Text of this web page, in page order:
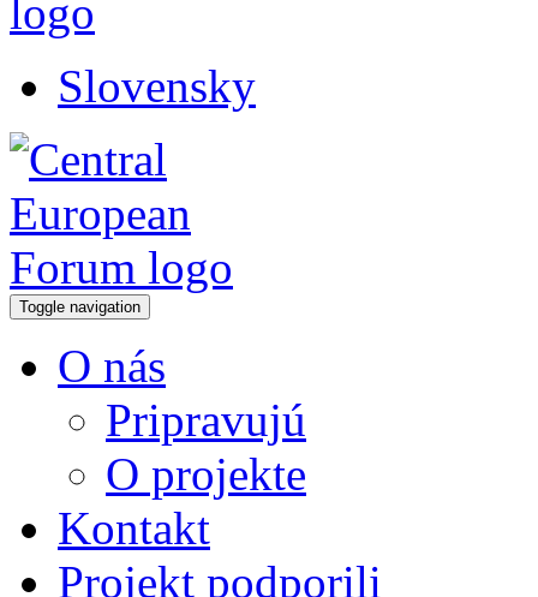
Slovensky
Toggle navigation
O nás
Pripravujú
O projekte
Kontakt
Projekt podporili